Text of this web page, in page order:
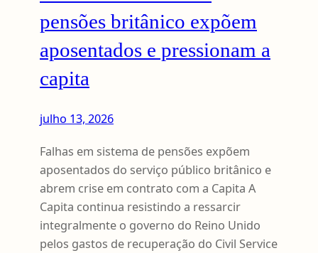
pensões britânico expõem
aposentados e pressionam a
capita
julho 13, 2026
Falhas em sistema de pensões expõem
aposentados do serviço público britânico e
abrem crise em contrato com a Capita A
Capita continua resistindo a ressarcir
integralmente o governo do Reino Unido
pelos gastos de recuperação do Civil Service